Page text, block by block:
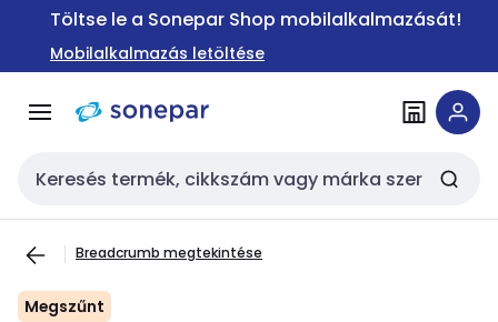
Ugrás a
Ugrás a
tartalomra
Töltse le a Sonepar Shop mobilalkalmazását!
Mobilalkalmazás letöltése
Keresési bemenet
Breadcrumb megtekintése
Megszűnt